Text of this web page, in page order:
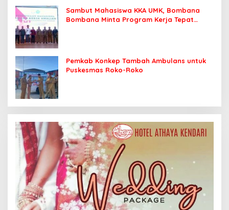
Sambut Mahasiswa KKA UMK, Bombana
Bombana Minta Program Kerja Tepat
Pemkab Konkep Tambah Ambulans untuk
Puskesmas Roko-Roko